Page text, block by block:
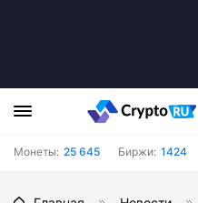
Монеты: 25 645 Биржи: 1424